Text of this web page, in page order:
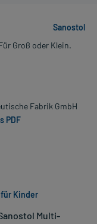
Sanostol
Groß oder Klein.
Fabrik GmbH
PDF
Multi-
Kinder